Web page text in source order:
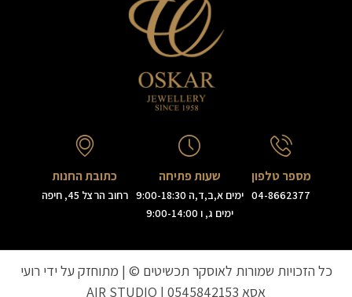
מספר טלפון
04-8662377
שעות פתיחה
ימים א,ב,ד,ה 9:00-18:30
ימים ג, ו 9:00-14:00
כתובת החנות
רחוב הרצל 45, חיפה
כל הזכויות שמורות לאוסקר תכשיטים © | מתוחזק על ידי רועי
אסא
AIR STUDIO | 0545842153